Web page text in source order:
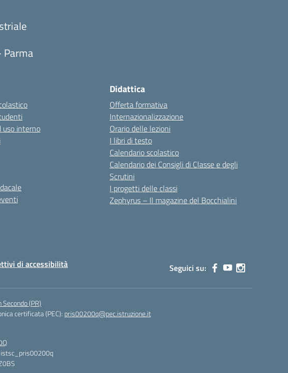
Parma
uso interno
Didattica
Offerta formativa
Internazionalizzazione
Orario delle lezioni
I libri di testo
Calendario scolastico
Calendario dei Consigli di Classe e degli
Scrutini
I progetti delle classi
Zephyrus – Il magazine del Bocchialini
di accessibilità Seguici su:
(PR)
certificata (PEC): pris00200q@pec.istruzione.it
istsc_pris00200q